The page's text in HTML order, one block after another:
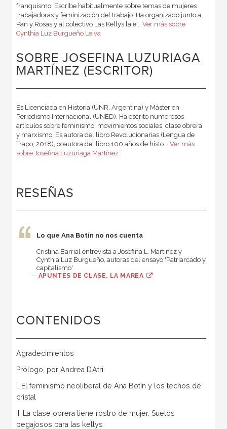
franquismo. Escribe habitualmente sobre temas de mujeres
trabajadoras y feminización del trabajo. Ha organizado junto a
Pan y Rosas y al colectivo Las Kellys la e... Ver más sobre
Cynthia Luz Burgueño Leiva
SOBRE JOSEFINA LUZURIAGA
MARTÍNEZ (ESCRITOR)
Es Licenciada en Historia (UNR, Argentina) y Máster en
Periodismo Internacional (UNED). Ha escrito numerosos
artículos sobre feminismo, movimientos sociales, clase obrera
y marxismo. Es autora del libro Revolucionarias (Lengua de
Trapo, 2018), coautora del libro 100 años de histo... Ver más
sobre Josefina Luzuriaga Martínez
RESEÑAS
Lo que Ana Botín no nos cuenta
Cristina Barrial entrevista a Josefina L. Martínez y
Cynthia Luz Burgueño, autoras del ensayo 'Patriarcado y
capitalismo'
— APUNTES DE CLASE. LA MAREA
CONTENIDOS
Agradecimientos
Prólogo, por Andrea D’Atri
I. El feminismo neoliberal de Ana Botín y los techos de
cristal
II. La clase obrera tiene rostro de mujer. Suelos
pegajosos para las kellys